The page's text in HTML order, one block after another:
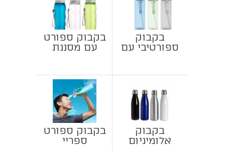
בקבוק
ספורטיבי עם
בקבוק ספורט
עם מסננת
בקבוק
אלומיניום
בקבוק ספורט
ספריי